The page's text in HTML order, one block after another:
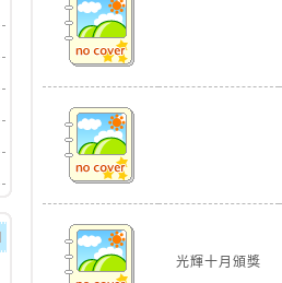
光輝十月頒獎